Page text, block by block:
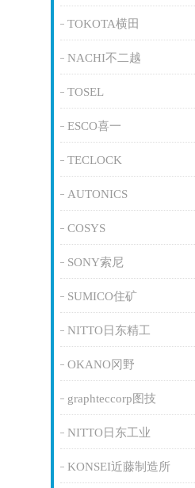
TOKOTA横田
NACHI不二越
TOSEL
ESCO喜一
TECLOCK
AUTONICS
COSYS
SONY索尼
SUMICO住矿
NITTO日东精工
OKANO冈野
graphteccorp图技
NITTO日东工业
KONSEI近藤制造所